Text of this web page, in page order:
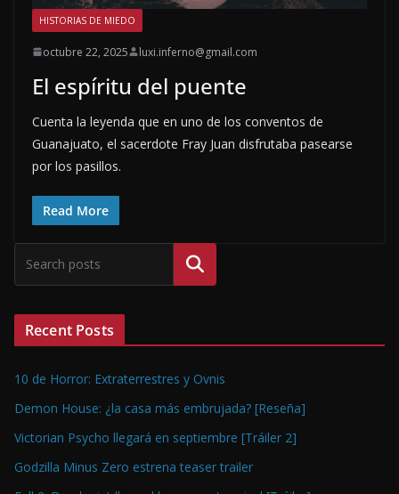
HISTORIAS DE MIEDO
octubre 22, 2025 luxi.inferno@gmail.com
El espíritu del puente
Cuenta la leyenda que en uno de los conventos de
Guanajuato, el sacerdote Fray Juan disfrutaba pasearse
por los pasillos.
Read More
Buscar
Recent Posts
10 de Horror: Extraterrestres y Ovnis
Demon House: ¿la casa más embrujada? [Reseña]
Victorian Psycho llegará en septiembre [Tráiler 2]
Godzilla Minus Zero estrena teaser trailer